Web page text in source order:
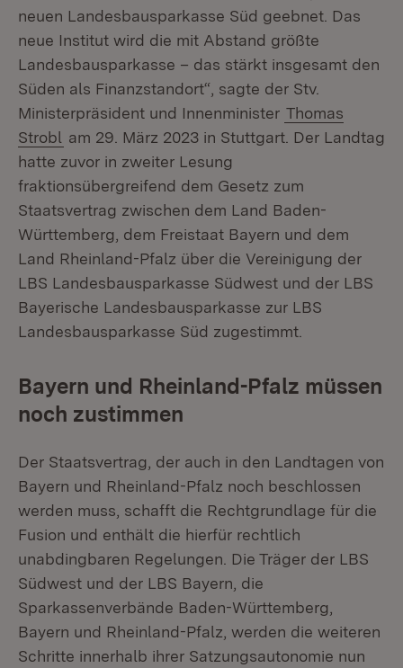
neuen Landesbausparkasse Süd geebnet. Das
neue Institut wird die mit Abstand größte
Landesbausparkasse – das stärkt insgesamt den
Süden als Finanzstandort“, sagte der Stv.
Ministerpräsident und Innenminister Thomas
Strobl am 29. März 2023 in Stuttgart. Der Landtag
hatte zuvor in zweiter Lesung
fraktionsübergreifend dem Gesetz zum
Staatsvertrag zwischen dem Land Baden-
Württemberg, dem Freistaat Bayern und dem
Land Rheinland-Pfalz über die Vereinigung der
LBS Landesbausparkasse Südwest und der LBS
Bayerische Landesbausparkasse zur LBS
Landesbausparkasse Süd zugestimmt.
Bayern und Rheinland-Pfalz müssen
noch zustimmen
Der Staatsvertrag, der auch in den Landtagen von
Bayern und Rheinland-Pfalz noch beschlossen
werden muss, schafft die Rechtgrundlage für die
Fusion und enthält die hierfür rechtlich
unabdingbaren Regelungen. Die Träger der LBS
Südwest und der LBS Bayern, die
Sparkassenverbände Baden-Württemberg,
Bayern und Rheinland-Pfalz, werden die weiteren
Schritte innerhalb ihrer Satzungsautonomie nun